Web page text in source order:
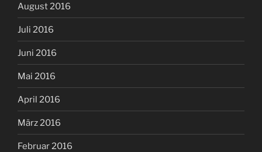
August 2016
Juli 2016
Juni 2016
Mai 2016
April 2016
März 2016
Februar 2016